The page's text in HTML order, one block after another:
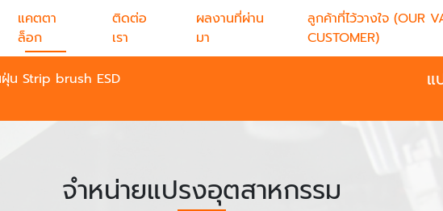
แคตตา
ล็อก
ติดต่อ
เรา
ผลงานที่ผ่าน
มา
ลูกค้าที่ไว้วางใจ (OUR
CUSTOMER)
น Strip brush ESD
แ
จำหน่ายแปรงอุตสาหกรรม